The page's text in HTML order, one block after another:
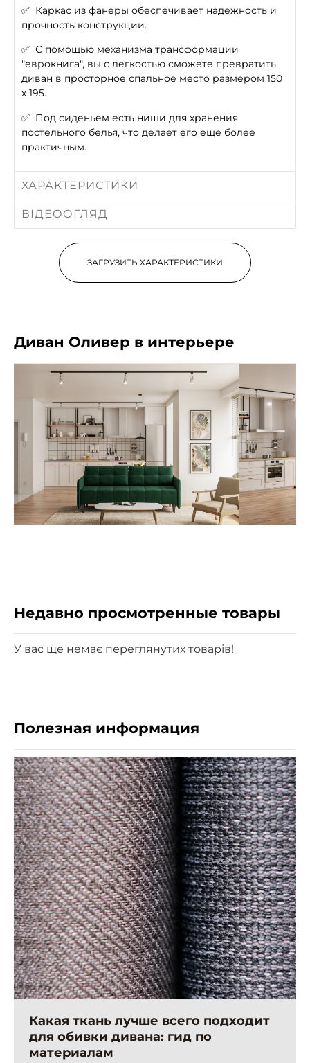
✅ Каркас из фанеры обеспечивает надежность и
прочность конструкции.
✅ С помощью механизма трансформации
"еврокнига", вы с легкостью сможете превратить
диван в просторное спальное место размером 150
х 195.
✅ Под сиденьем есть ниши для хранения
постельного белья, что делает его еще более
практичным.
ХАРАКТЕРИСТИКИ
ВІДЕООГЛЯД
ЗАГРУЗИТЬ ХАРАКТЕРИСТИКИ
Диван Оливер в интерьере
Недавно просмотренные товары
У вас ще немає переглянутих товарів!
Полезная информация
Какая ткань лучше всего подходит
для обивки дивана: гид по
материалам